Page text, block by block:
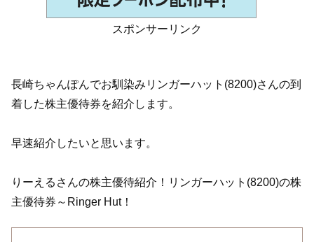
スポンサーリンク
長崎ちゃんぽんでお馴染みリンガーハット(8200)さんの到
着した株主優待券を紹介します。
早速紹介したいと思います。
りーえるさんの株主優待紹介！リンガーハット(8200)の株
主優待券～Ringer Hut！